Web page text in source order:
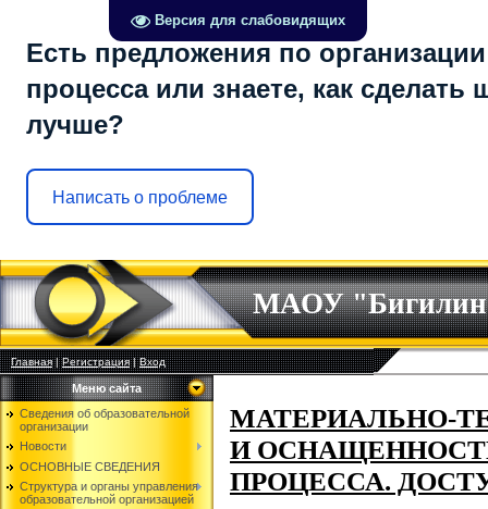
Версия для слабовидящих
Есть предложения по
процесса или знаете, как сделать
лучше?
Написать о проблеме
МАОУ
Главная|Регистрация|Вход
Меню сайта
Сведения об образовательной
организации
Новости
ОСНОВНЫЕ СВЕДЕНИЯ
Структура и органы управления
образовательной организацией
МАТЕРИАЛЬНО-
И
ПРОЦЕССА.